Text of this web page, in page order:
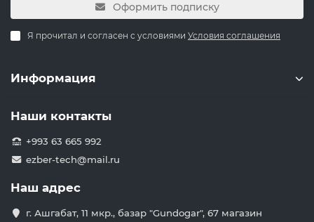
Оформить подписку
Я прочитал и согласен с условиями Условия соглашения
Информация
Наши контакты
+993 63 665 992
ezber-tech@mail.ru
Наш адрес
г. Ашгабат, 11 мкр., базар "Gundogar", 67 магазин